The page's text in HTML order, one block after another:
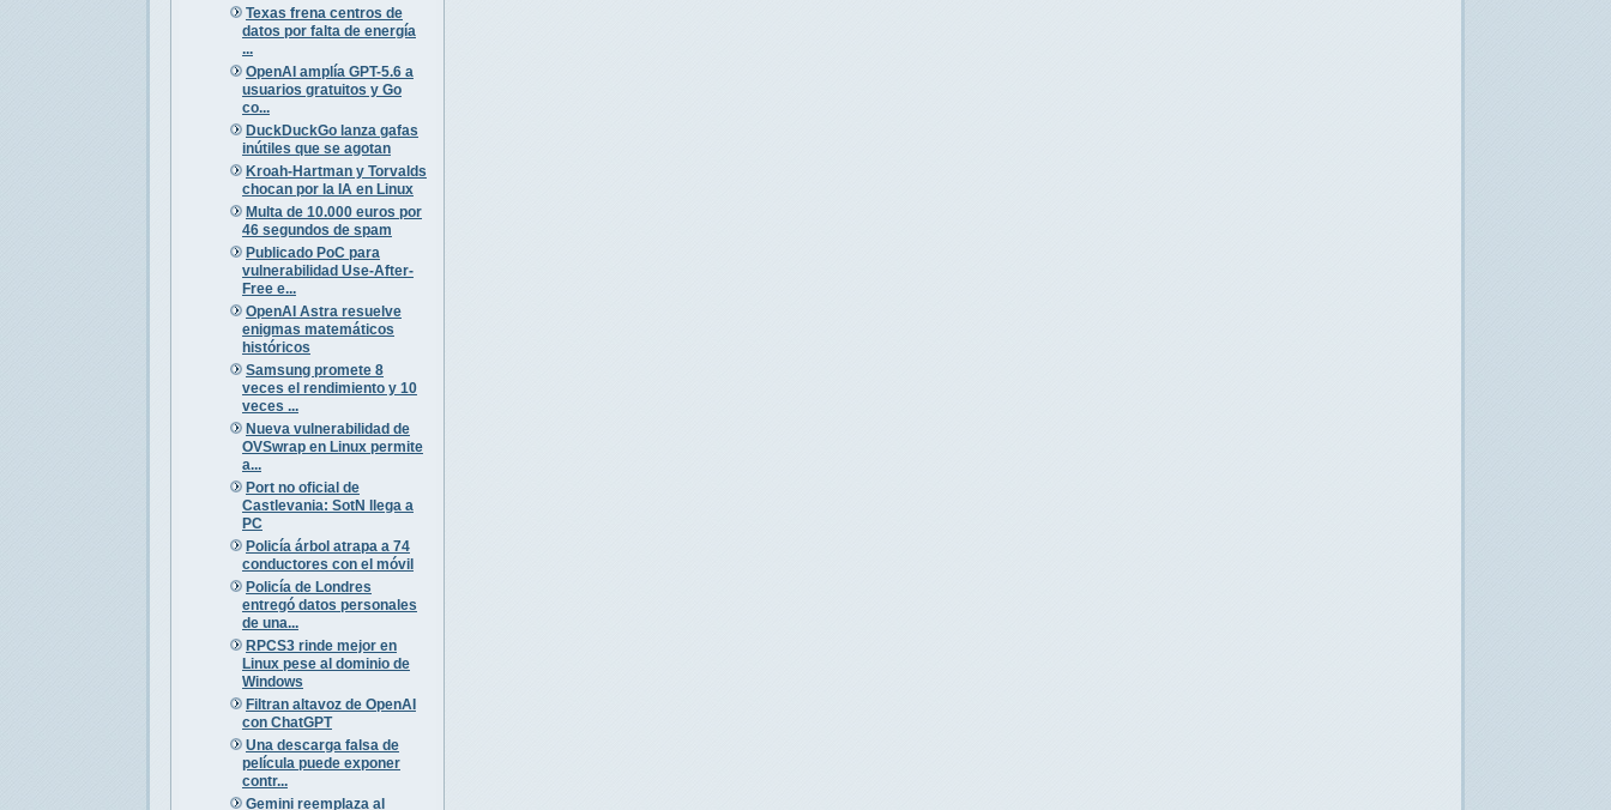
Texas frena centros de
datos por falta de energía
...
OpenAI amplía GPT-5.6 a
usuarios gratuitos y Go
co...
DuckDuckGo lanza gafas
inútiles que se agotan
Kroah-Hartman y Torvalds
chocan por la IA en Linux
Multa de 10.000 euros por
46 segundos de spam
Publicado PoC para
vulnerabilidad Use-After-
Free e...
OpenAI Astra resuelve
enigmas matemáticos
históricos
Samsung promete 8
veces el rendimiento y 10
veces ...
Nueva vulnerabilidad de
OVSwrap en Linux permite
a...
Port no oficial de
Castlevania: SotN llega a
PC
Policía árbol atrapa a 74
conductores con el móvil
Policía de Londres
entregó datos personales
de una...
RPCS3 rinde mejor en
Linux pese al dominio de
Windows
Filtran altavoz de OpenAI
con ChatGPT
Una descarga falsa de
película puede exponer
contr...
Gemini reemplaza al